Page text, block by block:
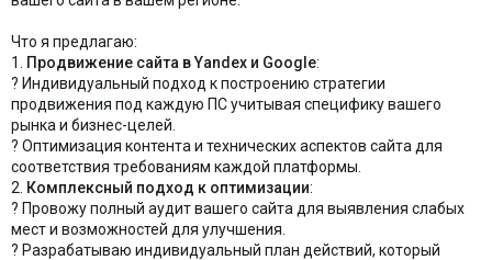
Что я предлагаю:
1.
Продвижение сайта в Yandex и Google:
? Индивидуальный подход к построению стратегии
продвижения под каждую ПС учитывая специфику вашего
рынка и бизнес-целей.
? Оптимизация контента и технических аспектов сайта для
соответствия требованиям каждой платформы.
2. Комплексный подход к оптимизации:
? Провожу полный аудит вашего сайта для выявления слабых
мест и возможностей для улучшения.
? Разрабатываю индивидуальный план действий, который